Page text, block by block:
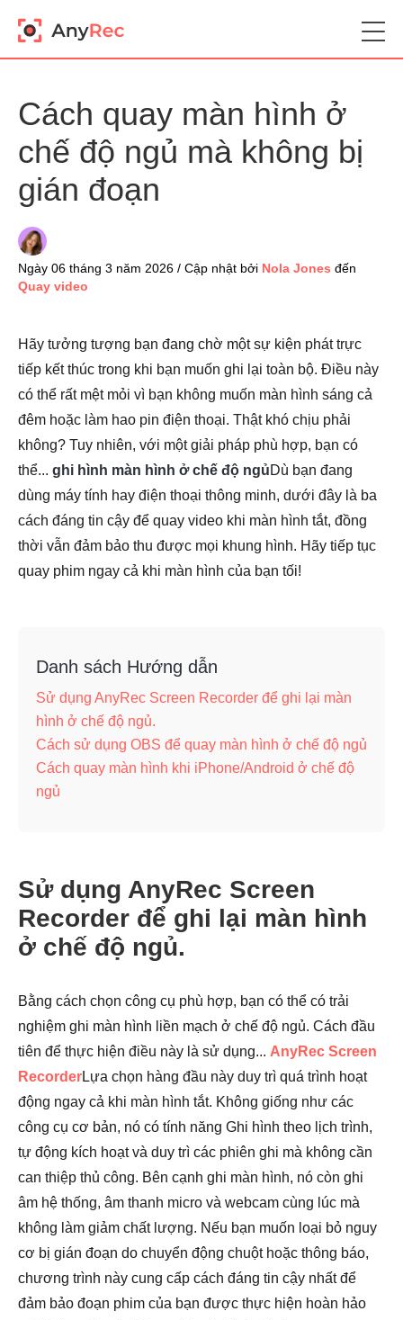
Cách quay màn hình ở
chế độ ngủ mà không bị
gián đoạn
Ngày 06 tháng 3 năm 2026 / Cập nhật bởi Nola Jones đến
Quay video
Hãy tưởng tượng bạn đang chờ một sự kiện phát trực
tiếp kết thúc trong khi bạn muốn ghi lại toàn bộ. Điều này
có thể rất mệt mỏi vì bạn không muốn màn hình sáng cả
đêm hoặc làm hao pin điện thoại. Thật khó chịu phải
không? Tuy nhiên, với một giải pháp phù hợp, bạn có
thể... ghi hình màn hình ở chế độ ngủDù bạn đang
dùng máy tính hay điện thoại thông minh, dưới đây là ba
cách đáng tin cậy để quay video khi màn hình tắt, đồng
thời vẫn đảm bảo thu được mọi khung hình. Hãy tiếp tục
quay phim ngay cả khi màn hình của bạn tối!
Danh sách Hướng dẫn
Sử dụng AnyRec Screen Recorder để ghi lại màn
hình ở chế độ ngủ.
Cách sử dụng OBS để quay màn hình ở chế độ ngủ
Cách quay màn hình khi iPhone/Android ở chế độ
ngủ
Sử dụng AnyRec Screen
Recorder để ghi lại màn hình
ở chế độ ngủ.
Bằng cách chọn công cụ phù hợp, bạn có thể có trải
nghiệm ghi màn hình liền mạch ở chế độ ngủ. Cách đầu
tiên để thực hiện điều này là sử dụng... AnyRec Screen
RecorderLựa chọn hàng đầu này duy trì quá trình hoạt
động ngay cả khi màn hình tắt. Không giống như các
công cụ cơ bản, nó có tính năng Ghi hình theo lịch trình,
tự động kích hoạt và duy trì các phiên ghi mà không cần
can thiệp thủ công. Bên cạnh ghi màn hình, nó còn ghi
âm hệ thống, âm thanh micro và webcam cùng lúc mà
không làm giảm chất lượng. Nếu bạn muốn loại bỏ nguy
cơ bị gián đoạn do chuyển động chuột hoặc thông báo,
chương trình này cung cấp cách đáng tin cậy nhất để
đảm bảo đoạn phim của bạn được thực hiện hoàn hảo